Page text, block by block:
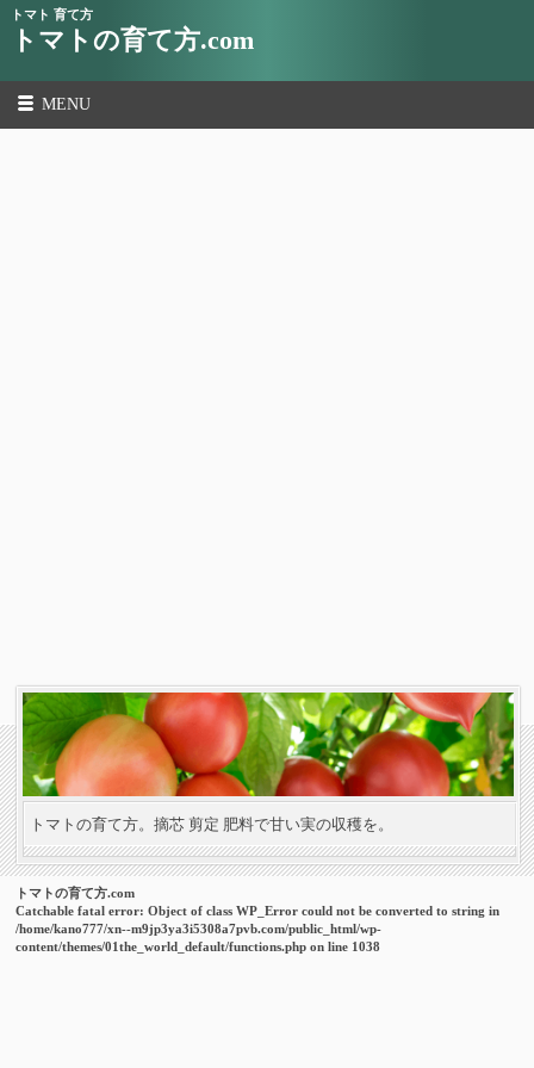
トマト 育て方
トマトの育て方.com
MENU
トマトの育て方。摘芯 剪定 肥料で甘い実の収穫を。
トマトの育て方.com
Catchable fatal error: Object of class WP_Error could not be converted to string in
/home/kano777/xn--m9jp3ya3i5308a7pvb.com/public_html/wp-
content/themes/01the_world_default/functions.php on line 1038